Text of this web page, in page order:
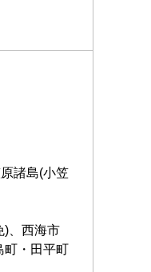
諸島(小笠
)、西海市
町・田平町